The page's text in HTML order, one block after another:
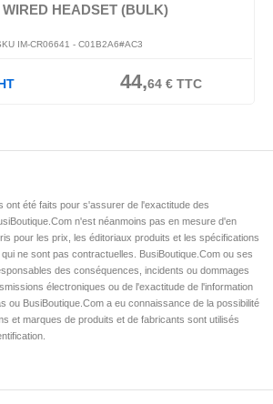
USB WIRED HEADSET
SKU IM-CR06632 -
€HT
ont été faits pour s'assurer de l'exactitude des
n'est néanmoins pas en mesure d'en
pour les prix, les éditoriaux produits et les spécifications
ne sont pas contractuelles. BusiBoutique.Com ou ses
des conséquences, incidents ou dommages
électroniques ou de l'exactitude de l'information
ou BusiBoutique.Com a eu connaissance de la possibilité
et marques de produits et de fabricants sont utilisés